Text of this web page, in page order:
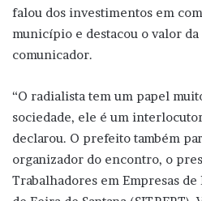
falou dos investimentos em
município e destacou o valor
comunicador.
“O radialista tem um papel
sociedade, ele é um
declarou. O prefeito também
organizador do encontro, o
Trabalhadores em Empresas